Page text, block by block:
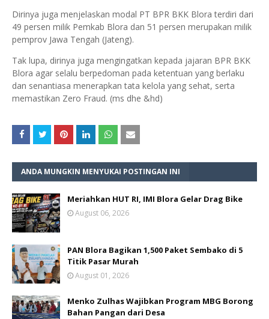
Dirinya juga menjelaskan modal PT BPR BKK Blora terdiri dari
49 persen milik Pemkab Blora dan 51 persen merupakan milik
pemprov Jawa Tengah (Jateng).
Tak lupa, dirinya juga mengingatkan kepada jajaran BPR BKK
Blora agar selalu berpedoman pada ketentuan yang berlaku
dan senantiasa menerapkan tata kelola yang sehat, serta
memastikan Zero Fraud. (ms dhe &hd)
ANDA MUNGKIN MENYUKAI POSTINGAN INI
Meriahkan HUT RI, IMI Blora Gelar Drag Bike
August 06, 2026
PAN Blora Bagikan 1,500 Paket Sembako di 5
Titik Pasar Murah
August 01, 2026
Menko Zulhas Wajibkan Program MBG Borong
Bahan Pangan dari Desa